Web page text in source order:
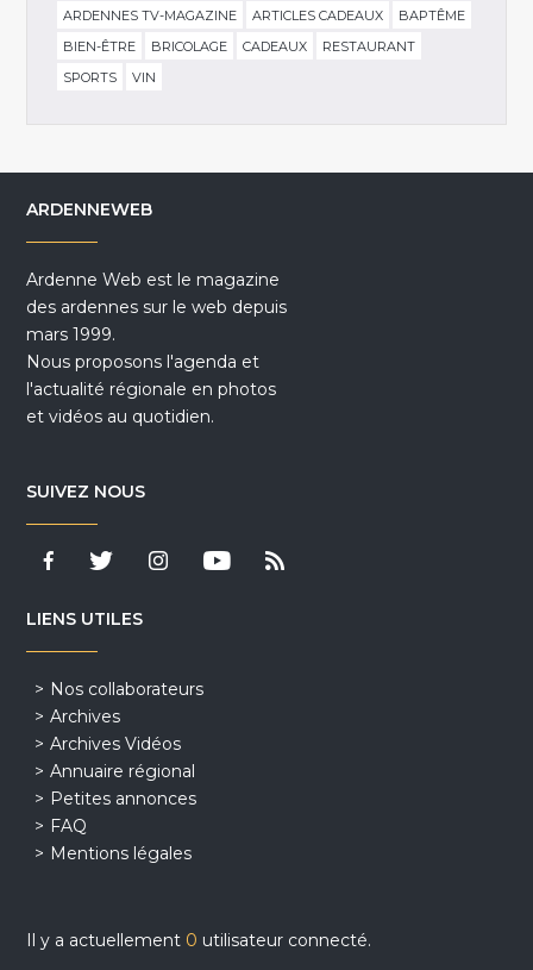
ARDENNES TV-MAGAZINE
ARTICLES CADEAUX
BAPTÊME
BIEN-ÊTRE
BRICOLAGE CADEAUX
RESTAURANT
SPORTS
VIN
ARDENNEWEB
Ardenne Web est le magazine
des ardennes sur le web depuis
mars 1999.
Nous proposons l'agenda et
l'actualité régionale en photos
et vidéos au quotidien.
SUIVEZ NOUS
LIENS UTILES
Nos collaborateurs
Archives
Archives Vidéos
Annuaire régional
Petites annonces
FAQ
Mentions légales
Il y a actuellement 0 utilisateur connecté.